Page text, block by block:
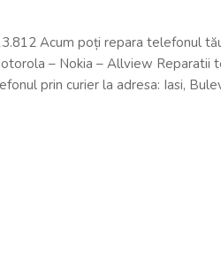
Acum poți repara telefonul
– Nokia – Allview Reparatii
prin curier la adresa: Iasi,